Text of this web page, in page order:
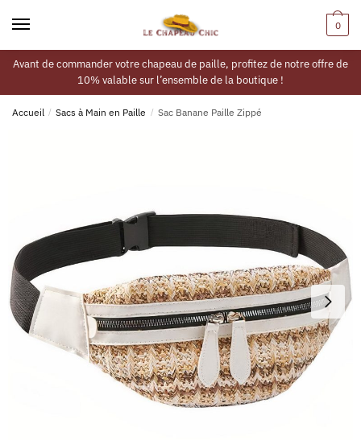
0
Avant de commander votre chapeau de paille, profitez de notre offre de
10% valable sur l’ensemble de la boutique !
Accueil / Sacs à Main en Paille / Sac Banane Paille Zippé